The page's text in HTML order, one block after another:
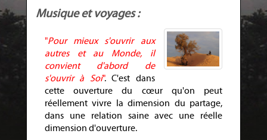
Musique et voyages :
"Pour mieux s'ouvrir aux
autres et au Monde, il
convient d'abord de
s'ouvrir à Soi".C'est dans
cette ouverture du cœur qu'on peut
réellement vivre la dimension du partage,
dans une relation saine avec une réelle
dimension d'ouverture.